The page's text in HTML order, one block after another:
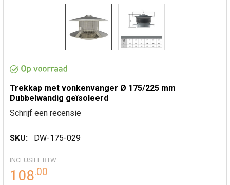
Trekkap met vonkenvanger Ø 175/225 mm
Dubbelwandig geïsoleerd
Schrijf een recensie
SKU: DW-175-029
INCLUSIEF BTW
108.00